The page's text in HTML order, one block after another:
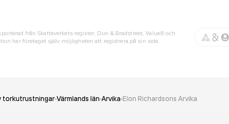
från Skatteverkets register, Dun & Bradstreet, Value8 och
har företaget själv möjligheten att registrera på sin sida.
torkutrustningar Värmlands län Arvika Elon Richardsons Arvika